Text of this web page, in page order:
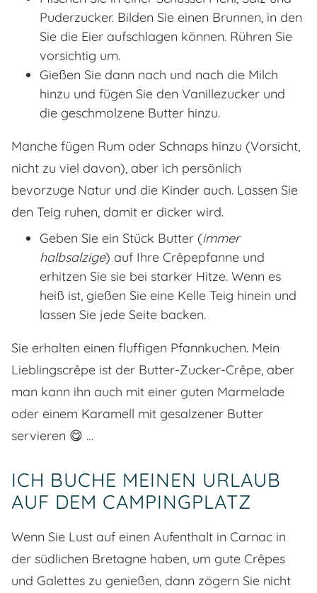
Puderzucker. Bilden Sie einen Brunnen, in den
Sie die Eier aufschlagen können. Rühren Sie
vorsichtig um.
Gießen Sie dann nach und nach die Milch
hinzu und fügen Sie den Vanillezucker und
die geschmolzene Butter hinzu.
Manche fügen Rum oder Schnaps hinzu (Vorsicht,
nicht zu viel davon), aber ich persönlich
bevorzuge Natur und die Kinder auch. Lassen Sie
den Teig ruhen, damit er dicker wird.
Geben Sie ein Stück Butter (immer
halbsalzige) auf Ihre Crêpepfanne und
erhitzen Sie sie bei starker Hitze. Wenn es
heiß ist, gießen Sie eine Kelle Teig hinein und
lassen Sie jede Seite backen.
Sie erhalten einen fluffigen Pfannkuchen. Mein
Lieblingscrêpe ist der Butter-Zucker-Crêpe, aber
man kann ihn auch mit einer guten Marmelade
oder einem Karamell mit gesalzener Butter
servieren 😋 …
ICH BUCHE MEINEN URLAUB
AUF DEM CAMPINGPLATZ
Wenn Sie Lust auf einen Aufenthalt in Carnac in
der südlichen Bretagne haben, um gute Crêpes
und Galettes zu genießen, dann zögern Sie nicht